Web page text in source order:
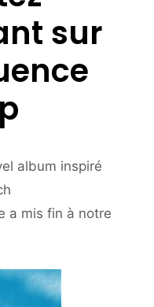
sur
album inspiré
a mis fin à notre